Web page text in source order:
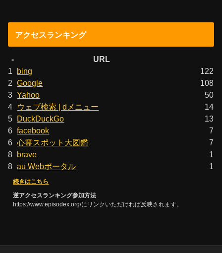
アクセスランキング
-
URL
1
bing
122
2 Google
108
3 Yahoo
50
4
ウェブ検索 | dメニュー
14
5 DuckDuckGo
13
6 facebook
7
6 心霊スポット大図鑑
7
8 brave
1
8 au Webポータル 1
続きはこちら
逆アクセスランキング参加方法
https://www.episodex.org/にリンクいただければ反映されます。